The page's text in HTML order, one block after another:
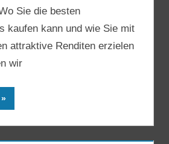
Sie die besten
kaufen kann und wie Sie mit
attraktive Renditen erzielen
wir